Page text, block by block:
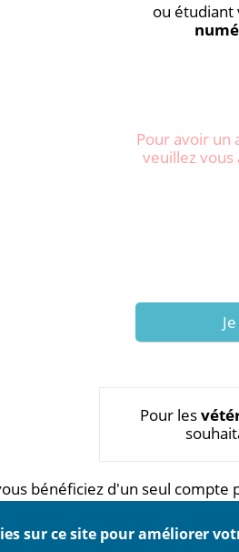
ou étudiant
Pour avoir un
veuillez
Pour les
bénéficiez d'un seul
sur ce site pour améliorer